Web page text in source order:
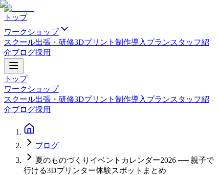
トップ
ワークショップ
スクール出張・研修3Dプリント制作導入プランスタッフ紹
介ブログ採用
トップ
ワークショップ
スクール出張・研修3Dプリント制作導入プランスタッフ紹
介ブログ採用
ブログ
夏のものづくりイベントカレンダー2026 ── 親子で
行ける3Dプリンター体験スポットまとめ